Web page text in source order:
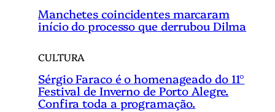
Manchetes coincidentes marcaram
início do processo que derrubou Dilma
CULTURA
Sérgio Faraco é o homenageado do 11°
Festival de Inverno de Porto Alegre.
Confira toda a programação.